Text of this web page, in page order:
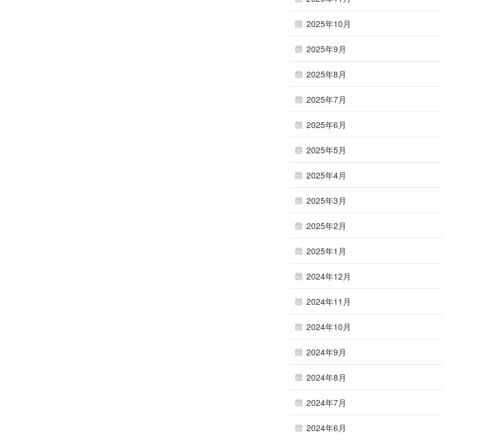
2025年10月
2025年9月
2025年8月
2025年7月
2025年6月
2025年5月
2025年4月
2025年3月
2025年2月
2025年1月
2024年12月
2024年11月
2024年10月
2024年9月
2024年8月
2024年7月
2024年6月